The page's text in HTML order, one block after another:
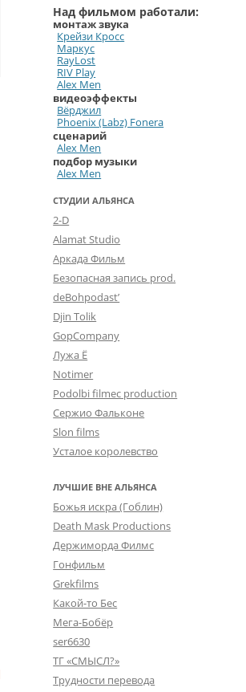
Над фильмом работали:
монтаж звука
Крейзи Кросс
Маркус
RayLost
RIV Play
Alex Men
видеоэффекты
Вёрджил
Phoenix (Labz) Fonera
сценарий
Alex Men
подбор музыки
Alex Men
СТУДИИ АЛЬЯНСА
2-D
Alamat Studio
Аркада Фильм
Безопасная запись prod.
deBohpodast’
Djin Tolik
GopCompany
Лужа Ё
Notimer
Podolbi filmec production
Сержио Фальконе
Slon films
Усталое королевство
ЛУЧШИЕ ВНЕ АЛЬЯНСА
Божья искра (Гоблин)
Death Mask Productions
Держиморда Филмс
Гонфильм
Grekfilms
Какой-то Бес
Мега-Бобёр
ser6630
ТГ «СМЫСЛ?»
Трудности перевода